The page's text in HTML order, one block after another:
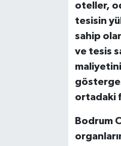
oteller,
tesisin
sahip
ve tesis
ortadaki
Bodrum